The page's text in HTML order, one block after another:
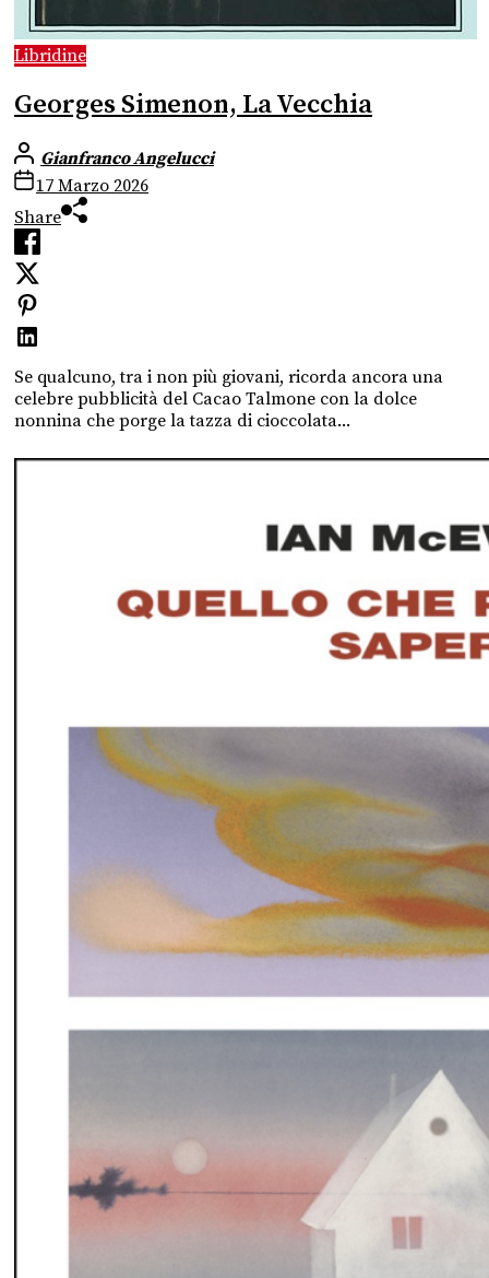
Libridine
Georges Simenon, La Vecchia
Gianfranco Angelucci
17 Marzo 2026
Share
Se qualcuno, tra i non più giovani, ricorda ancora una
celebre pubblicità del Cacao Talmone con la dolce
nonnina che porge la tazza di cioccolata...